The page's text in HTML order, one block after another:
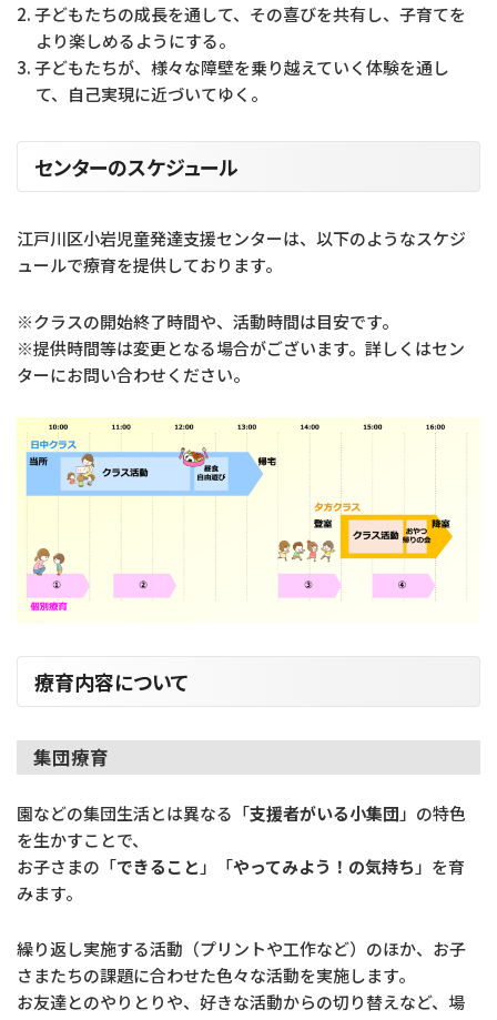
子どもたちの成長を通して、その喜びを共有し、子育てを
より楽しめるようにする。
子どもたちが、様々な障壁を乗り越えていく体験を通し
て、自己実現に近づいてゆく。
センターのスケジュール
江戸川区小岩児童発達支援センターは、以下のようなスケジ
ュールで療育を提供しております。
※クラスの開始終了時間や、活動時間は目安です。
※提供時間等は変更となる場合がございます。詳しくはセン
ターにお問い合わせください。
療育内容について
集団療育
園などの集団生活とは異なる「支援者がいる小集団 」の特色
を生かすことで、
お子さまの「できること 」「やってみよう！の気持ち 」を育
みます。
繰り返し実施する活動（プリントや工作など）のほか、お子
さまたちの課題に合わせた色々な活動を実施します。
お友達とのやりとりや、好きな活動からの切り替えなど、場